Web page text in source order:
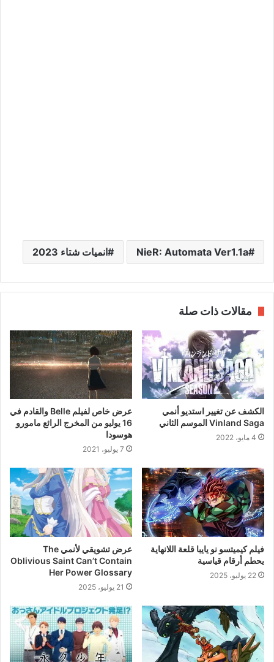
NieR: Automata Ver1.1a انميات شتاء 2023
مقالات ذات صلة
الكشف عن تغيير استديو أنمي
Vinland Saga الموسم الثاني
4 مايو، 2022
عرض خاص لفيلم Belle والقادم في
16 يوليو من المخرج الرائع مامورو
هوسودا
7 يوليو، 2021
فيلم كيميتسو نو يايبا قلعة اللانهاية
يحطم أرقام قياسية
22 يوليو، 2025
عرض تشويقي لأنمي The
Oblivious Saint Can’t Contain
Her Power Glossary
21 يوليو، 2025